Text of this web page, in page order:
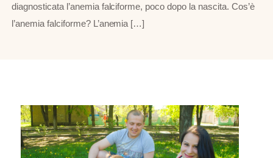
diagnosticata l’anemia falciforme, poco dopo la nascita. Cos’è
l’anemia falciforme? L’anemia […]